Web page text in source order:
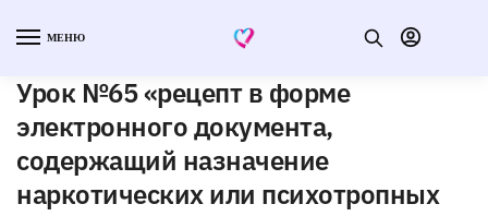
МЕНЮ
Урок №65 «рецепт в форме
электронного документа,
содержащий назначение
наркотических или психотропных